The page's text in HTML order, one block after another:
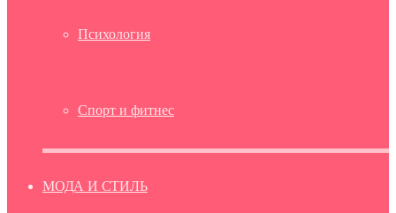
Психология
Спорт и фитнес
МОДА И СТИЛЬ